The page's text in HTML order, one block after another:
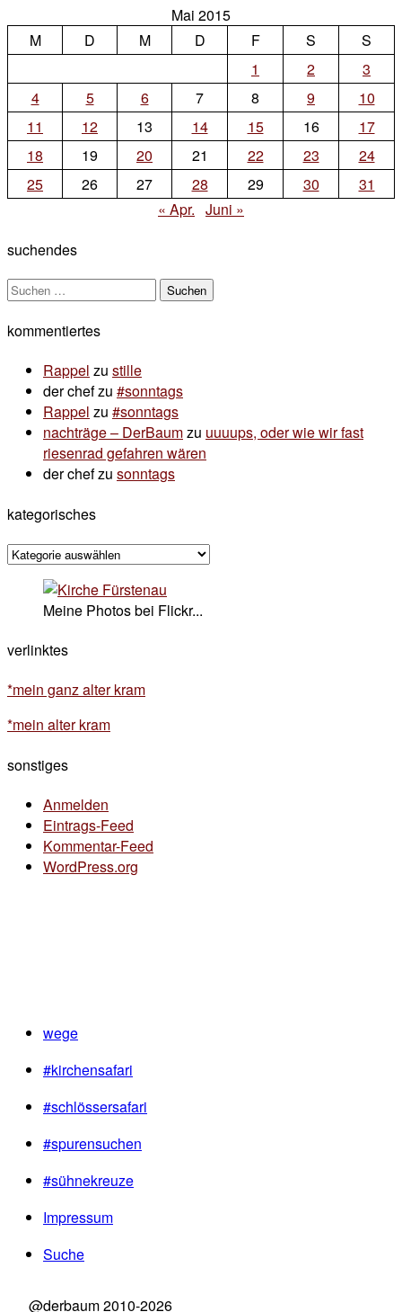
Mai 2015
M
D M D F S
S
1
2
3
4
5 6 7 8 9
10
11
12 13 14 15 16
17
18
19 20 21 22 23
24
25
26 27 28 29 30
31
« Apr. Juni »
suchendes
Suchen
kommentiertes
Rappel zu stille
der chefzu #sonntags
Rappel zu #sonntags
nachträge – DerBaumzu uuuups, oder wie wir fast
riesenrad gefahren wären
der chefzu sonntags
kategorisches
kategorisches
Meine Photos bei Flickr...
verlinktes
*mein ganz alter kram
*mein alter kram
sonstiges
Anmelden
Eintrags-Feed
Kommentar-Feed
WordPress.org
wege
#kirchensafari
#schlössersafari
#spurensuchen
#sühnekreuze
Impressum
Suche
@derbaum 2010-2026